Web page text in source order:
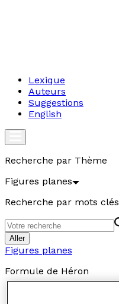
Lexique
Auteurs
Suggestions
English
Recherche par Thème
Figures planes
Recherche par mots clés
Aller
Figures planes
Formule de Héron